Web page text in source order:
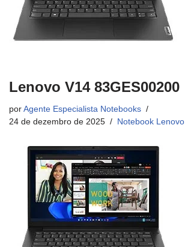
Lenovo V14 83GES00200
por Agente Especialista Notebooks
24 de dezembro de 2025
Notebook Lenovo